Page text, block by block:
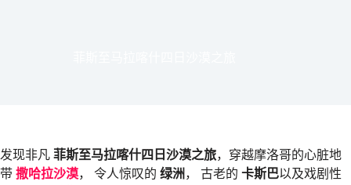
发现非凡 菲斯至马拉喀什四日沙漠之旅，穿越摩洛哥的心脏地
带 撒哈拉沙漠， 令人惊叹的 绿洲 ， 古老的 卡斯巴以及戏剧性